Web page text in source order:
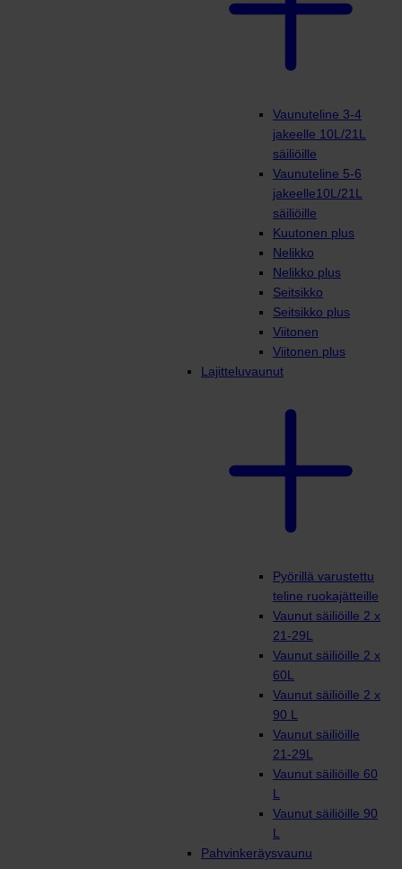
Vaunuteline 3-4
jakeelle 10L/21L
säiliöille
Vaunuteline 5-6
jakeelle10L/21L
säiliöille
Kuutonen plus
Nelikko
Nelikko plus
Seitsikko
Seitsikko plus
Viitonen
Viitonen plus
Lajitteluvaunut
Pyörillä varustettu
teline ruokajätteille
Vaunut säiliöille 2 x
21-29L
Vaunut säiliöille 2 x
60L
Vaunut säiliöille 2 x
90 L
Vaunut säiliöille
21-29L
Vaunut säiliöille 60
L
Vaunut säiliöille 90
L
Pahvinkeräysvaunu